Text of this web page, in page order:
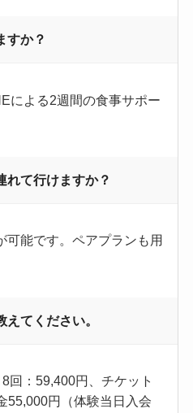
すか？
による2週間の食事サポー
れて行けますか？
可能です。ペアプランも用
てください。
回：59,400円、チケット
55,000円（体験当日入会